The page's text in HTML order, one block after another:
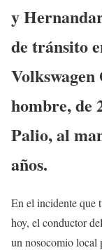
y
de tránsito
hombre, de
Palio, al
años.
En el incidente que
hoy, el conductor
un nosocomio local